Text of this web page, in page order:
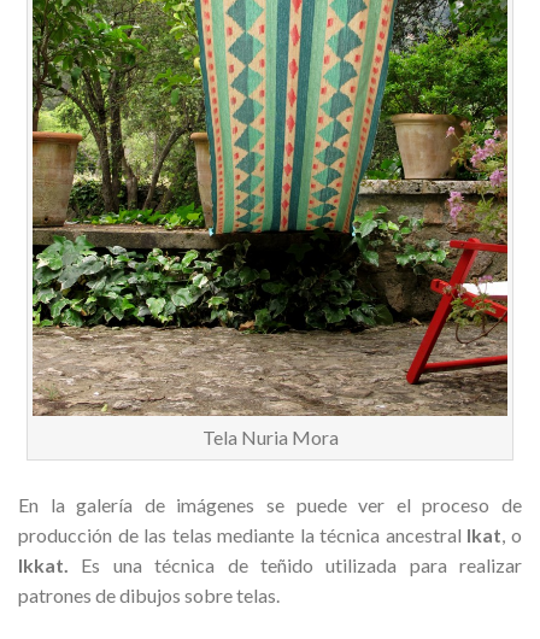
Tela Nuria Mora
En la galería de imágenes se puede ver el proceso de
producción de las telas mediante la técnica ancestral Ikat, o
Ikkat. Es una técnica de teñido utilizada para realizar
patrones de dibujos sobre telas.